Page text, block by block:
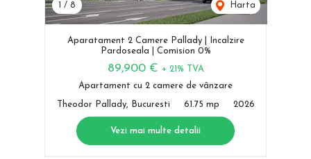
/ 8 Harta
Aparatament 2 Camere Pallady | Incalzire
Pardoseala | Comision 0%
89,900 € + 21% TVA
Apartament cu 2 camere de vânzare
Theodor Pallady, Bucuresti 61.75 mp 2026
Vezi mai multe detalii